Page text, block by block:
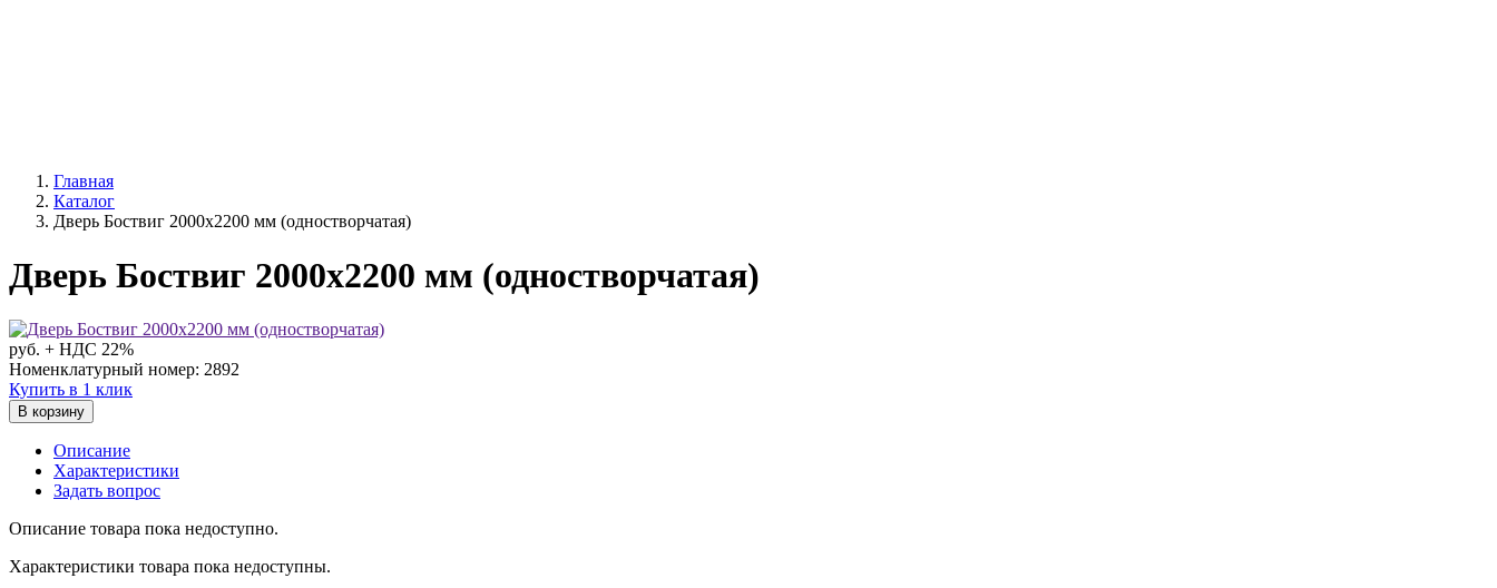
Главная
Каталог
Дверь Боствиг 2000х2200 мм (одностворчатая)
Дверь Боствиг 2000х2200 мм (одностворчатая)
руб. + НДС 22%
Номенклатурный номер: 2892
Купить в 1 клик
В корзину
Описание
Характеристики
Задать вопрос
Описание товара пока недоступно.
Характеристики товара пока недоступны.